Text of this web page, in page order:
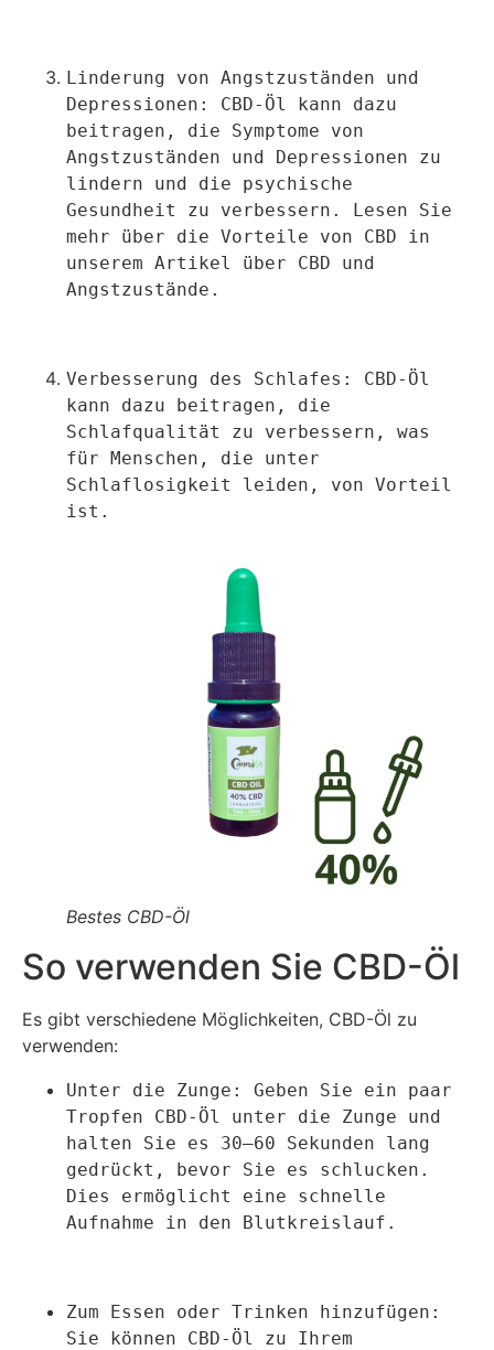
Linderung von Angstzuständen und
Depressionen: CBD-Öl kann dazu
beitragen, die Symptome von
Angstzuständen und Depressionen zu
lindern und die psychische
Gesundheit zu verbessern. Lesen Sie
mehr über die Vorteile von CBD in
unserem Artikel über CBD und
Angstzustände.
Verbesserung des Schlafes: CBD-Öl
kann dazu beitragen, die
Schlafqualität zu verbessern, was
für Menschen, die unter
Schlaflosigkeit leiden, von Vorteil
ist.
Bestes CBD-Öl
So verwenden Sie CBD-Öl
Es gibt verschiedene Möglichkeiten, CBD-Öl zu
verwenden:
Unter die Zunge: Geben Sie ein paar
Tropfen CBD-Öl unter die Zunge und
halten Sie es 30–60 Sekunden lang
gedrückt, bevor Sie es schlucken.
Dies ermöglicht eine schnelle
Aufnahme in den Blutkreislauf.
Zum Essen oder Trinken hinzufügen:
Sie können CBD-Öl zu Ihrem